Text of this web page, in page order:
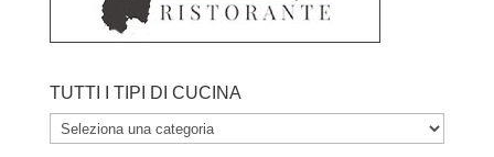
TUTTI I TIPI DI CUCINA
TUTTI